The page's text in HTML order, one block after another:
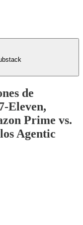
de
Eleven,
Prime vs.
Agentic